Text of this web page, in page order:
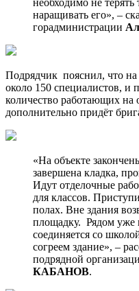
наращивать его», –
горадминистрации
Подрядчик пояснил, что на
около 150 специалистов, и
количество работающих на
дополнительно придёт
«На объекте
завершена кладка,
Идут отделочные
для классов.
полах. Вне здания
площадку. Рядом уже
соединяется со
согреем здание», –
подрядной
КАБАНОВ.